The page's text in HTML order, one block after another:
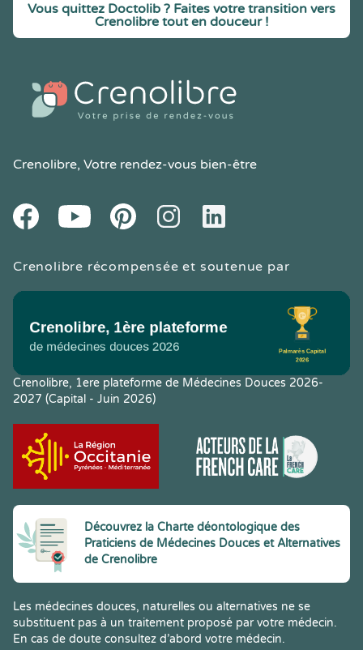
Vous quittez Doctolib ? Faites votre transition vers
Crenolibre tout en douceur !
Crenolibre, Votre rendez-vous bien-être
FacebookYoutube PinteresetInstagramLinkedIn
Crenolibre récompensée et soutenue par
Crenolibre, 1ere plateforme de Médecines Douces 2026-
2027 (Capital - Juin 2026)
Découvrez la Charte déontologique des
Praticiens de Médecines Douces et Alternatives
de Crenolibre
Les médecines douces, naturelles ou alternatives ne se
substituent pas à un traitement proposé par votre médecin.
En cas de doute consultez d’abord votre médecin.